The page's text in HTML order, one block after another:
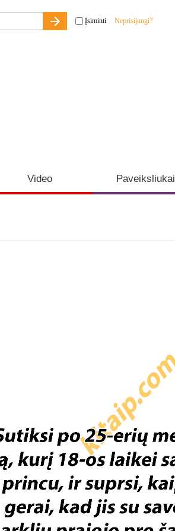
Įsiminti Neprisijungi?
Video Paveiksliukai